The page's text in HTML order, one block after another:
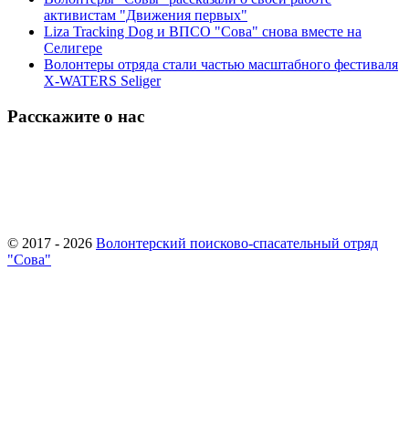
активистам "Движения первых"
Liza Tracking Dog и ВПСО "Сова" снова вместе на
Селигере
Волонтеры отряда стали частью масштабного фестиваля
X-WATERS Seliger
Расскажите о нас
© 2017 - 2026 Волонтерский поисково-спасательный отряд
"Сова"